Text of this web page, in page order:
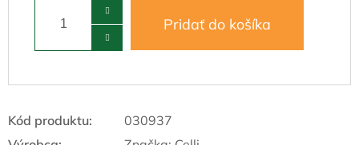
Pridať do košíka
Kód produktu:
030937